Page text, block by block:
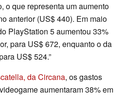
o que representa um aumento
anterior (US$ 440). Em maio
PlayStation 5 aumentou 33%
para US$ 672, enquanto o da
US$ 524.”
da Circana, os gastos
aumentaram 38% em